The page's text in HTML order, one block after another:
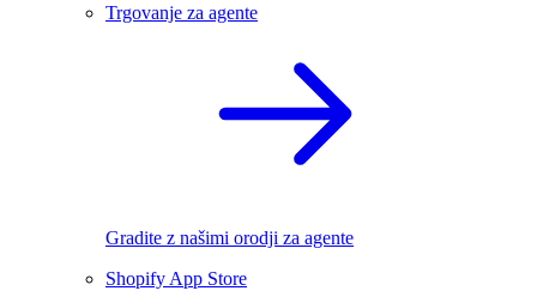
Trgovanje za agente
Gradite z našimi orodji za agente
Shopify App Store